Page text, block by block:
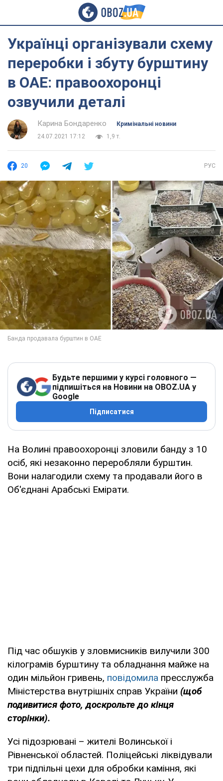
Українці організували схему
переробки і збуту бурштину
в ОАЕ: правоохоронці
озвучили деталі
Карина Бондаренко
Кримінальні новини
24.07.2021 17:12
1,9 т.
20 РУС
Будьте першими у курсі головного —
підпишіться на Новини на OBOZ.UA у
Google
Підписатися
На Волині правоохоронці зловили банду з 10
осіб, які незаконно переробляли бурштин.
Вони налагодили схему та продавали його в
Об'єднані Арабські Емірати.
Під час обшуків у зловмисників вилучили 300
кілограмів бурштину та обладнання майже на
один мільйон гривень, повідомила пресслужба
Міністерства внутрішніх справ України (щоб
подивитися фото, доскрольте до кінця
сторінки).
Усі підозрювані – жителі Волинської і
Рівненської областей. Поліцейські ліквідували
три підпільні цехи для обробки каміння, які